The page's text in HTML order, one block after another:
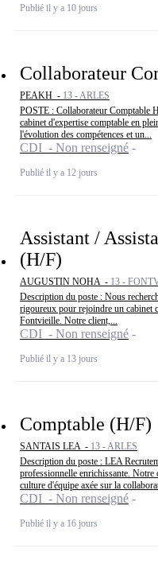
Publié il y a 10 jours
Collaborateur
PEAKH - 13 - ARLES
POSTE : Collaborateur Comptable
cabinet d'expertise comptable en
l'évolution des compétences et un...
CDI - Non renseigné
Publié il y a 12 jours
Assistant /
(H/F)
AUGUSTIN NOHA - 13 -
Description du poste : Nous
rigoureux pour rejoindre un cabinet
Fontvieille. Notre client,...
CDI - Non renseigné
Publié il y a 13 jours
Comptable (H/F)
SANTAIS LEA - 13 - ARLES
Description du poste : LEA
professionnelle enrichissante. Notre
culture d'équipe axée sur la
CDI - Non renseigné
Publié il y a 16 jours